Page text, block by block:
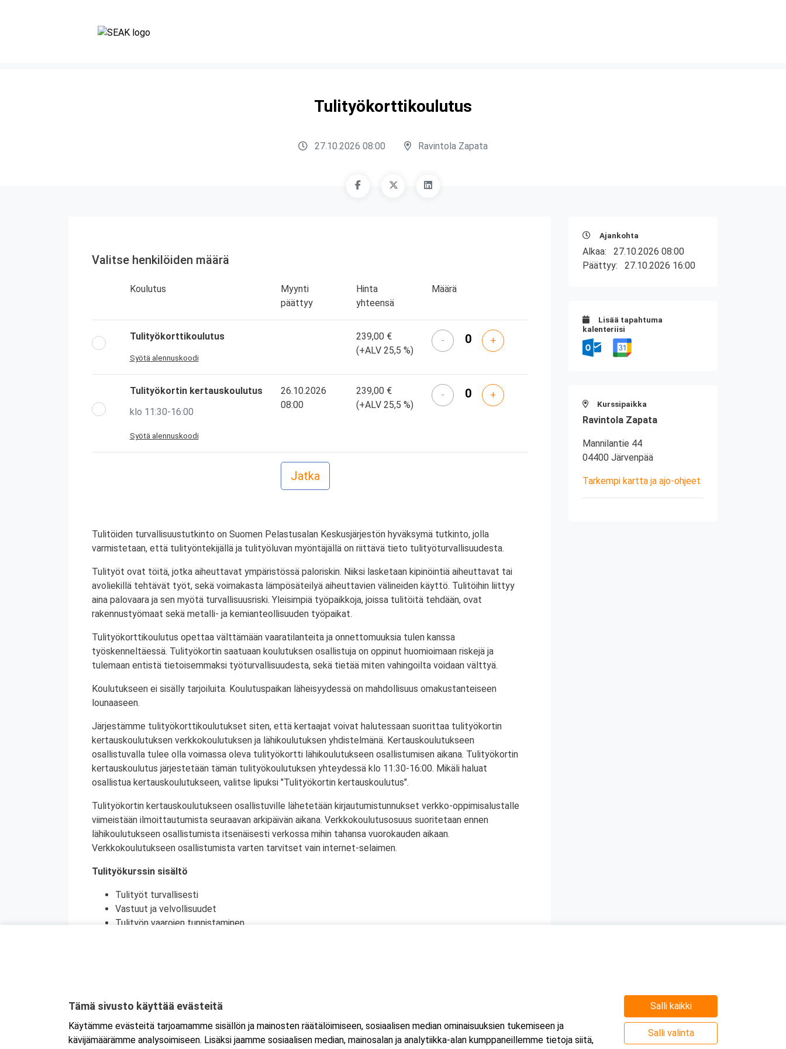
Tulityökorttikoulutus
27.10.2026 08:00 Ravintola Zapata
Valitse henkilöiden määrä
Koulutus
Myynti
päättyy
Hinta
yhteensä
Määrä
Tulityökorttikoulutus
Syötä alennuskoodi
239,00 €
(+ALV 25,5 %)
- +
Tulityökortin kertauskoulutus
klo 11:30-16:00
Syötä alennuskoodi
26.10.2026
08:00
239,00 €
(+ALV 25,5 %)
- +
Tulitöiden turvallisuustutkinto on Suomen Pelastusalan Keskusjärjestön hyväksymä tutkinto, jolla
varmistetaan, että tulityöntekijällä ja tulityöluvan myöntäjällä on riittävä tieto tulityöturvallisuudesta.
Tulityöt ovat töitä, jotka aiheuttavat ympäristössä paloriskin. Niiksi lasketaan kipinöintiä aiheuttavat tai
avoliekillä tehtävät työt, sekä voimakasta lämpösäteilyä aiheuttavien välineiden käyttö. Tulitöihin liittyy
aina palovaara ja sen myötä turvallisuusriski. Yleisimpiä työpaikkoja, joissa tulitöitä tehdään, ovat
rakennustyömaat sekä metalli- ja kemianteollisuuden työpaikat.
Tulityökorttikoulutus opettaa välttämään vaaratilanteita ja onnettomuuksia tulen kanssa
työskenneltäessä. Tulityökortin saatuaan koulutuksen osallistuja on oppinut huomioimaan riskejä ja
tulemaan entistä tietoisemmaksi työturvallisuudesta, sekä tietää miten vahingoilta voidaan välttyä.
Koulutukseen ei sisälly tarjoiluita. Koulutuspaikan läheisyydessä on mahdollisuus omakustanteiseen
lounaaseen.
Järjestämme tulityökorttikoulutukset siten, että kertaajat voivat halutessaan suorittaa tulityökortin
kertauskoulutuksen verkkokoulutuksen ja lähikoulutuksen yhdistelmänä. Kertauskoulutukseen
osallistuvalla tulee olla voimassa oleva tulityökortti lähikoulutukseen osallistumisen aikana. Tulityökortin
kertauskoulutus järjestetään tämän tulityökoulutuksen yhteydessä klo 11:30-16:00. Mikäli haluat
osallistua kertauskoulutukseen, valitse lipuksi "Tulityökortin kertauskoulutus".
Tulityökortin kertauskoulutukseen osallistuville lähetetään kirjautumistunnukset verkko-oppimisalustalle
viimeistään ilmoittautumista seuraavan arkipäivän aikana. Verkkokoulutusosuus suoritetaan ennen
lähikoulutukseen osallistumista itsenäisesti verkossa mihin tahansa vuorokauden aikaan.
Verkkokoulutukseen osallistumista varten tarvitset vain internet-selaimen.
Tulityökurssin sisältö
Tulityöt turvallisesti
Vastuut ja velvollisuudet
Tulityön vaarojen tunnistaminen
Tulityökortti on voimassa viisi vuotta. Tulityökortti on voimassa Suomen lisäksi myös Norjassa ja
Ruotsin tulityökoulutus uudistui heinäkuussa 2023, jonka seurauksena Suomessa myönnetty kortti ei ole
Ruotsissa enää pätevä.
Ajankohta
Alkaa: 27.10.2026 08:00
Päättyy: 27.10.2026 16:00
Lisää tapahtuma
kalenteriisi
Kurssipaikka
Ravintola Zapata
Mannilantie 44
04400 Järvenpää
Tarkempi kartta ja ajo-ohjeet
Tämä sivusto käyttää evästeitä
Käytämme evästeitä tarjoamamme sisällön ja mainosten räätälöimiseen, sosiaalisen median ominaisuuksien tukemiseen ja
kävijämäärämme analysoimiseen. Lisäksi jaamme sosiaalisen median, mainosalan ja analytiikka-alan kumppaneillemme tietoja siitä,
Salli kaikki
Salli valinta